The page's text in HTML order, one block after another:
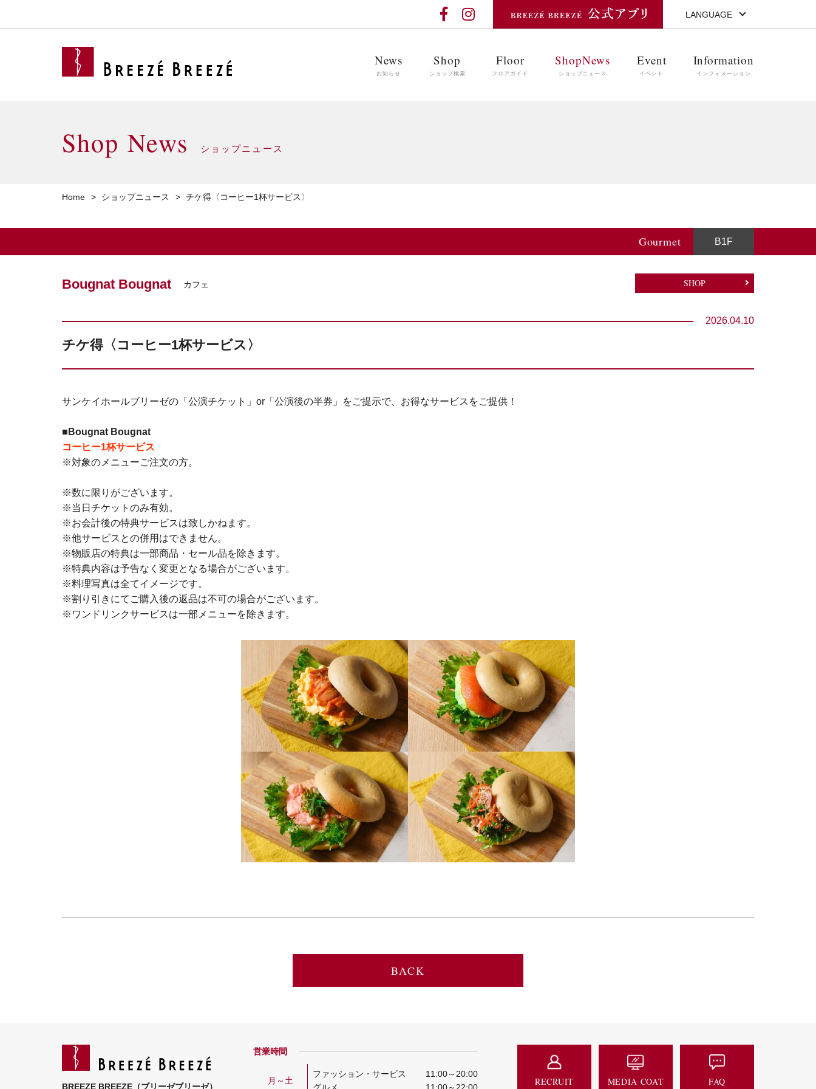
News
お知らせ
Shop
ショップ検索
Floor
フロアガイド
ShopNews
ショップニュース
Event
イベント
Information
インフォメーション
LANGUAGE
Shop News ショップニュース
Home ショップニュース チケ得〈コーヒー1杯サービス〉
Gourmet B1F
Bougnat Bougnat カフェ SHOP
2026.04.10
チケ得〈コーヒー1杯サービス〉
サンケイホールブリーゼの「公演チケット」or「公演後の半券」をご提示で、お得なサービスをご提供！
■Bougnat Bougnat
コーヒー1杯サービス
※対象のメニューご注文の方。
※数に限りがございます。
※当日チケットのみ有効。
※お会計後の特典サービスは致しかねます。
※他サービスとの併用はできません。
※物販店の特典は一部商品・セール品を除きます。
※特典内容は予告なく変更となる場合がございます。
※料理写真は全てイメージです。
※割り引きにてご購入後の返品は不可の場合がございます。
※ワンドリンクサービスは一部メニューを除きます。
BACK
営業時間
月～土
ファッション・サービス
11:00～20:00
グルメ
11:00～22:00 RECRUIT MEDIA COAT FAQ
BREEZE BREEZE（ブリーゼブリーゼ）